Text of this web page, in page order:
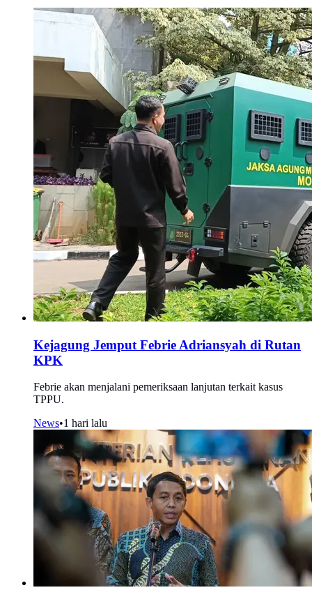
Kejagung Jemput Febrie Adriansyah di Rutan
KPK
Febrie akan menjalani pemeriksaan lanjutan terkait kasus
TPPU.
News•1 hari lalu